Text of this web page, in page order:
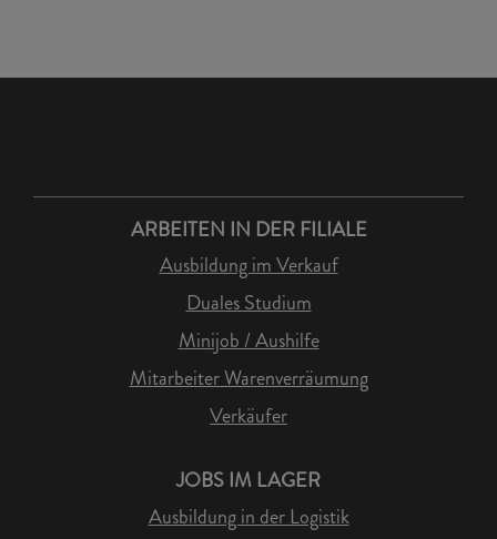
ARBEITEN IN DER FILIALE
Ausbildung im Verkauf
Duales Studium
Minijob / Aushilfe
Mitarbeiter Warenverräumung
Verkäufer
JOBS IM LAGER
Ausbildung in der Logistik